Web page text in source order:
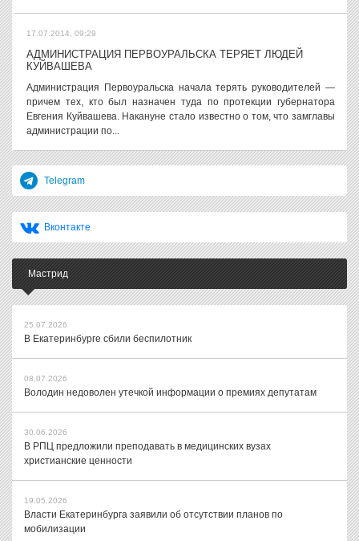
17.07.2014, 09:29
АДМИНИСТРАЦИЯ ПЕРВОУРАЛЬСКА ТЕРЯЕТ ЛЮДЕЙ
КУЙВАШЕВА
Администрация Первоуральска начала терять руководителей —
причем тех, кто был назначен туда по протекции губернатора
Евгения Куйвашева. Накануне стало известно о том, что замглавы
администрации по...
Telegram
Вконтакте
Мастрид
25.07.2026
В Екатеринбурге сбили беспилотник
08.07.2026
Володин недоволен утечкой информации о премиях депутатам
30.06.2026
В РПЦ предложили преподавать в медицинских вузах
христианские ценности
19.05.2026
Власти Екатеринбурга заявили об отсутствии планов по
мобилизации